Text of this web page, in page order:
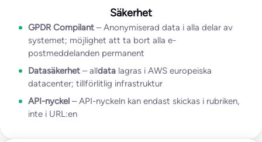
Säkerhet
GPDR Compilant – Anonymiserad data i alla delar av
systemet; möjlighet att ta bort alla e-
postmeddelanden permanent
Datasäkerhet – alldata lagras i AWS europeiska
datacenter; tillförlitlig infrastruktur
API-nyckel – API-nyckeln kan endast skickas i rubriken,
inte i URL:en